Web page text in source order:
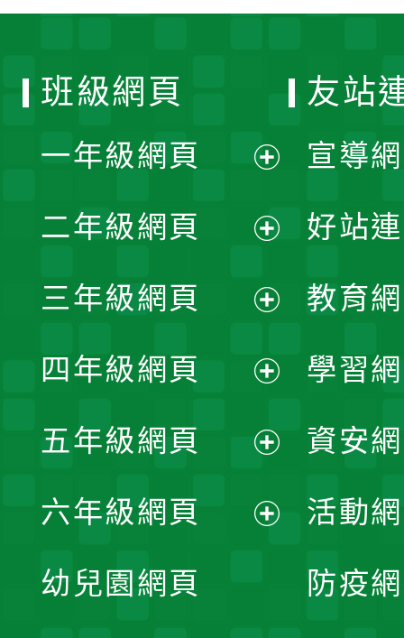
班級網頁
一年級網頁
開
選
單
二年級網頁
開
選
單
三年級網頁
開
選
單
四年級網頁
開
選
五年級網頁
開
六年級網頁
幼兒園網頁
友站
宣導
好站
教育
學習
資安
活動
防疫